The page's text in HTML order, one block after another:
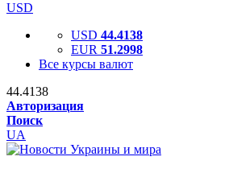
USD
USD 44.4138
EUR 51.2998
Все курсы валют
44.4138
Авторизация
Поиск
UA